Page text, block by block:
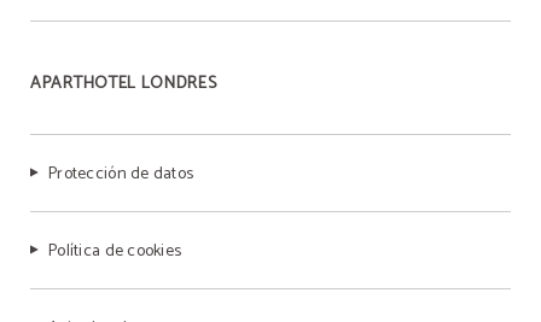
APARTHOTEL LONDRES
Protección de datos
Política de cookies